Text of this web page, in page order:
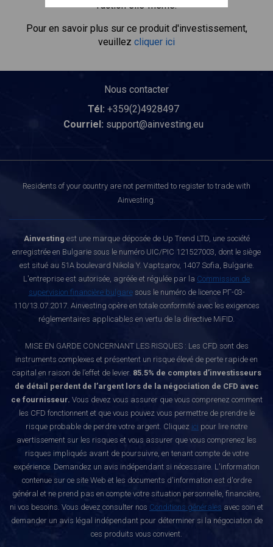
l'action elle-même.
Pour en savoir plus sur ce produit d'investissement,
veuillez cliquer ici
Nous contacter
Tél: +359(2)4928497
Courriel: support@ainvesting.eu
Residents of your country are not permitted to register to trade with
Ainvesting.
Ainvesting est une marque déposée de Up Trend LTD, une société
enregistrée en Bulgarie sous le numéro UIC/PIC 121527003, dont le siège
est situé au 51A boulevard Nikola Y. Vaptsarov, 1407 Sofia, Bulgarie.
L'entreprise est autorisée, agréée et régulée par la Commission de
supervision financière bulgaresous le numéro de licence РГ-03-
110/13.07.2017. Ainvesting opère en totale conformité avec les exigences
réglementaires applicables en vertu de la directive MiFID.
MISE EN GARDE CONCERNANT LES RISQUES : Les CFD sont des
instruments complexes et présentent un risque élevé de perte rapide en
capital en raison de l’effet de levier. 85.5% de comptes d’investisseurs
de détail perdent de l’argent lors de la négociation de CFD avec
ce fournisseur. Vous devez vous assurer que vous comprenez comment
les CFD fonctionnent et que vous pouvez vous permettre de prendre le
risque probable de perdre votre argent. Cliquez ici pour lire notre
avertissement sur les risques et vous assurer que vous comprenez les
risques impliqués avant de poursuivre, en tenant compte de votre
expérience. Demandez un avis indépendant si nécessaire. L'information
contenue sur ce site Web et les documents d'information est d'ordre
général et ne prend pas en compte votre situation personnelle, financière,
ni vos besoins. Vous devez consulter nos Conditions générales avec soin et
demander un avis légal indépendant pour déterminer si la négociation de
ces produits vous convient.